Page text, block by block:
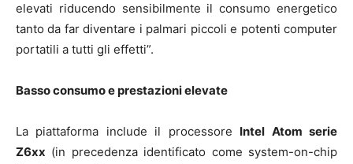
elevati riducendo sensibilmente il consumo energetico
tanto da far diventare i palmari piccoli e potenti computer
portatili a tutti gli effetti”.
Basso consumo e prestazioni elevate
La piattaforma include il processore Intel Atom serie
Z6xx (in precedenza identificato come system-on-chip